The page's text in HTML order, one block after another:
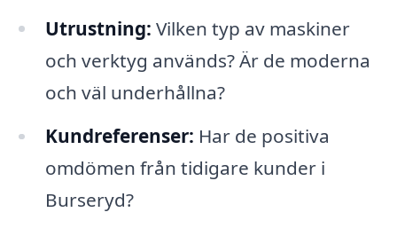
Utrustning: Vilken typ av maskiner
och verktyg används? Är de moderna
och väl underhållna?
Kundreferenser: Har de positiva
omdömen från tidigare kunder i
Burseryd?